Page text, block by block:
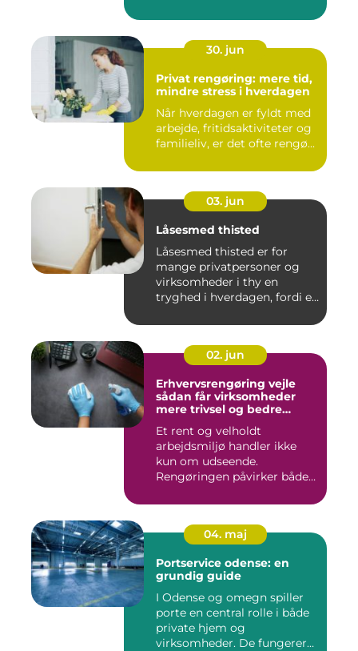
30. jun
Privat rengøring: mere tid,
mindre stress i hverdagen
Når hverdagen er fyldt med
arbejde, fritidsaktiviteter og
familieliv, er det ofte rengø...
03. jun
Låsesmed thisted
Låsesmed thisted er for
mange privatpersoner og
virksomheder i thy en
tryghed i hverdagen, fordi en
02. jun
Erhvervsrengøring vejle
sådan får virksomheder
mere trivsel og bedre
Et rent og velholdt
arbejdsmiljø handler ikke
kun om udseende.
Rengøringen påvirker både
04. maj
Portservice odense: en
grundig guide
I Odense og omegn spiller
porte en central rolle i både
private hjem og
virksomheder. De fungerer